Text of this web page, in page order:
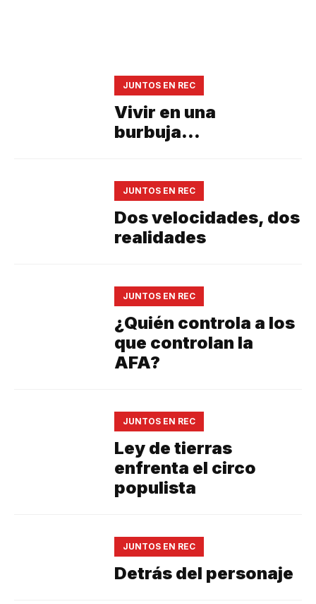
JUNTOS EN REC
Vivir en una
burbuja…
JUNTOS EN REC
Dos velocidades, dos
realidades
JUNTOS EN REC
¿Quién controla a los
que controlan la
AFA?
JUNTOS EN REC
Ley de tierras
enfrenta el circo
populista
JUNTOS EN REC
Detrás del personaje